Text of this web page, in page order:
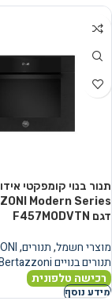
תנור בנוי קומפקטי
Modern Series
דגם F457MODVTN
מוצרי חשמל,תנורים,
תנורים בנויים Bertazzoni
רכישה טלפונית
מידע נוסף